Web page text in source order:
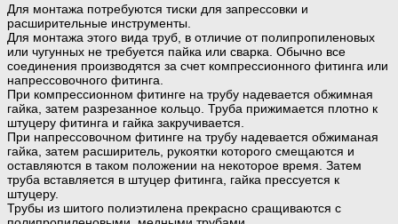
Для монтажа потребуются тиски для запрессовки и
расширительные инструменты.
Для монтажа этого вида труб, в отличие от полипропиленовых
или чугунных не требуется пайка или сварка. Обычно все
соединения производятся за счет компрессионного фитинга или
напрессовочного фитинга.
При компрессионном фитинге на трубу надевается обжимная
гайка, затем разрезанное кольцо. Труба прижимается плотно к
штуцеру фитинга и гайка закручивается.
При напрессовочном фитинге на трубу надевается обжиманая
гайка, затем расширитель, рукоятки которого смещаются и
оставляются в таком положении на некоторое время. Затем
труба вставляется в штуцер фитинга, гайка прессуется к
штуцеру.
Трубы из шитого полиэтилена прекрасно сращиваются с